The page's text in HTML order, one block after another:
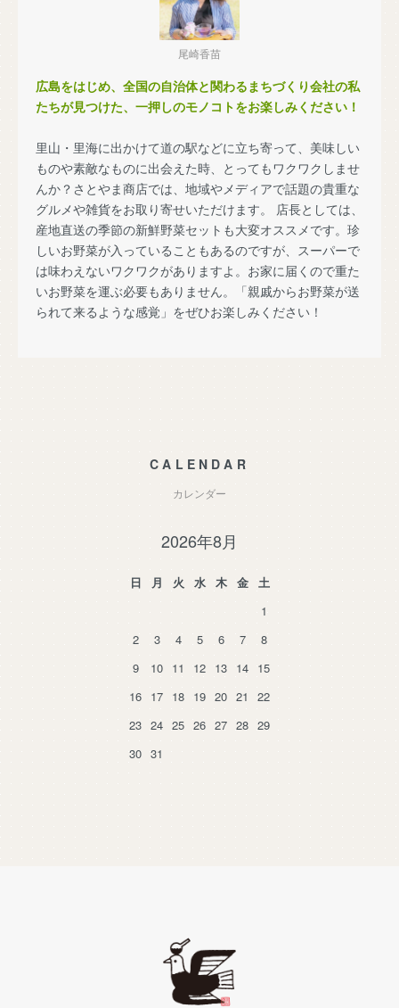
尾崎香苗
広島をはじめ、全国の自治体と関わるまちづくり会社の私
たちが見つけた、一押しのモノコトをお楽しみください！
里山・里海に出かけて道の駅などに立ち寄って、美味しい
ものや素敵なものに出会えた時、とってもワクワクしませ
んか？さとやま商店では、地域やメディアで話題の貴重な
グルメや雑貨をお取り寄せいただけます。 店長としては、
産地直送の季節の新鮮野菜セットも大変オススメです。珍
しいお野菜が入っていることもあるのですが、スーパーで
は味わえないワクワクがありますよ。お家に届くので重た
いお野菜を運ぶ必要もありません。「親戚からお野菜が送
られて来るような感覚」をぜひお楽しみください！
CALENDAR
カレンダー
2026年8月
日 月 火 水 木 金
土
1
2
3 4 5 6 7
8
9
10 11 12 13 14 15
16 17 18 19 20 21
22
23 24 25 26 27 28 29
30 31